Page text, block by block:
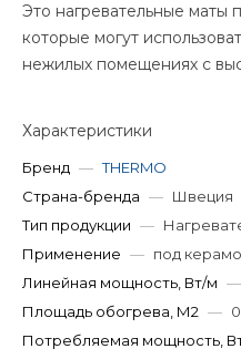
Это нагревательные
которые могут
нежилых помещениях с
Характеристики
Бренд — THERMO
Страна-бренда — Швеция
Тип продукции —
Применение — под
Линейная мощность, Вт/м —
Площадь обогрева, М2 —
Потребляемая мощность,